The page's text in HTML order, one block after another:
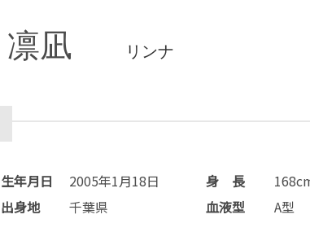
凛凪 リンナ
生年月日 2005年1月18日 身 長
出身地
千葉県 血液型 A型